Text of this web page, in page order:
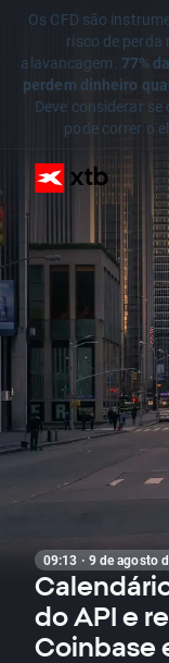
Os CFD são
risco de perda
alavancagem. 77%
perdem dinheiro
Deve considerar
pode correr o
09:13 · 9 de agosto
do API e
Coinbase